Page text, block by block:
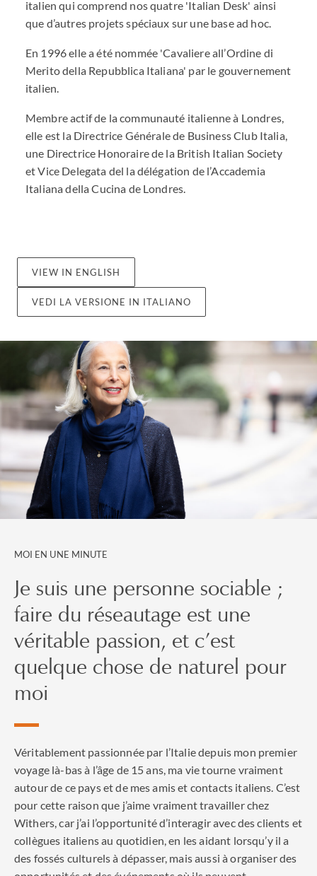
italien qui comprend nos quatre 'Italian Desk' ainsi
que d’autres projets spéciaux sur une base ad hoc.
En 1996 elle a été nommée 'Cavaliere all’Ordine di
Merito della Repubblica Italiana' par le gouvernement
italien.
Membre actif de la communauté italienne à Londres,
elle est la Directrice Générale de Business Club Italia,
une Directrice Honoraire de la British Italian Society
et Vice Delegata del la délégation de l’Accademia
Italiana della Cucina de Londres.
VIEW IN ENGLISH
VEDI LA VERSIONE IN ITALIANO
MOI EN UNE MINUTE
Je suis une personne sociable ;
faire du réseautage est une
véritable passion, et c’est
quelque chose de naturel pour
moi
Véritablement passionnée par l’Italie depuis mon premier
voyage là-bas à l’âge de 15 ans, ma vie tourne vraiment
autour de ce pays et de mes amis et contacts italiens. C’est
pour cette raison que j’aime vraiment travailler chez
Withers, car j’ai l’opportunité d’interagir avec des clients et
collègues italiens au quotidien, en les aidant lorsqu’y il a
des fossés culturels à dépasser, mais aussi à organiser des